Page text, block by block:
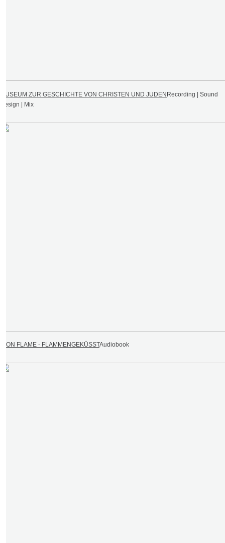
MUSEUM ZUR GESCHICHTE VON CHRISTEN UND JUDEN Recording | Sound
Design | Mix
IRON FLAME - FLAMMENGEKÜSST Audiobook